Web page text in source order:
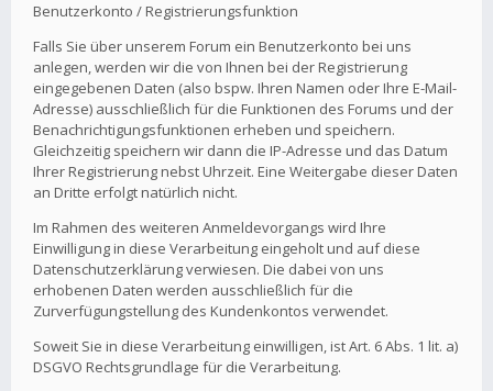
Benutzerkonto / Registrierungsfunktion
Falls Sie über unserem Forum ein Benutzerkonto bei uns
anlegen, werden wir die von Ihnen bei der Registrierung
eingegebenen Daten (also bspw. Ihren Namen oder Ihre E-Mail-
Adresse) ausschließlich für die Funktionen des Forums und der
Benachrichtigungsfunktionen erheben und speichern.
Gleichzeitig speichern wir dann die IP-Adresse und das Datum
Ihrer Registrierung nebst Uhrzeit. Eine Weitergabe dieser Daten
an Dritte erfolgt natürlich nicht.
Im Rahmen des weiteren Anmeldevorgangs wird Ihre
Einwilligung in diese Verarbeitung eingeholt und auf diese
Datenschutzerklärung verwiesen. Die dabei von uns
erhobenen Daten werden ausschließlich für die
Zurverfügungstellung des Kundenkontos verwendet.
Soweit Sie in diese Verarbeitung einwilligen, ist Art. 6 Abs. 1 lit. a)
DSGVO Rechtsgrundlage für die Verarbeitung.